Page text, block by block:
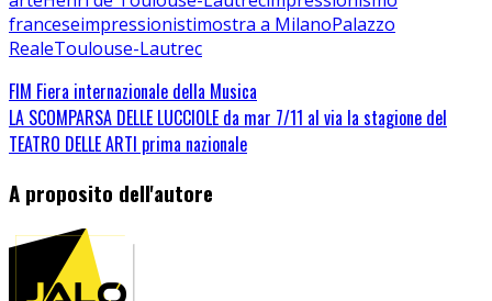
franceseimpressionistimostra a MilanoPalazzo
RealeToulouse-Lautrec
FIM Fiera internazionale della Musica
LA SCOMPARSA DELLE LUCCIOLE da mar 7/11 al via la stagione del
TEATRO DELLE ARTI prima nazionale
A proposito dell'autore